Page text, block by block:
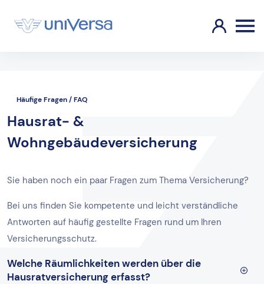
Häufige Fragen / FAQ
Hausrat- &
Wohngebäudeversicherung
Sie haben noch ein paar Fragen zum Thema Versicherung?
Bei uns finden Sie kompetente und leicht verständliche
Antworten auf häufig gestellte Fragen rund um Ihren
Versicherungsschutz.
Welche Räumlichkeiten werden über die
Hausratversicherung erfasst?